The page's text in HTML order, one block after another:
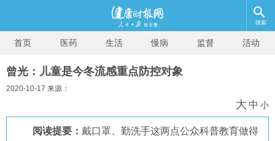
搜索
首页 医药 生活 慢病 监督 活动
曾光：儿童是今冬流感重点防控对象
2020-10-17 来源：
大 中 小
阅读提要： 戴口罩、勤洗手这两点公众科普教育做得